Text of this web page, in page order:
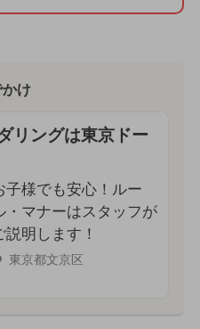
かけ
リングは東京ドー
子様でも安心！ルー
・マナーはスタッフが
説明します！
東京都文京区